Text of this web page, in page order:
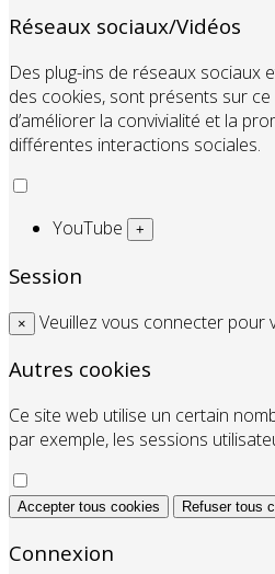
Réseaux sociaux/Vidéos
Des plug-ins de réseaux sociaux
des cookies, sont présents sur
d’améliorer la convivialité et la
différentes interactions sociales.
YouTube +
Session
× Veuillez vous connecter pour
Autres cookies
Ce site web utilise un certain
par exemple, les sessions
Accepter tous cookies Refuser tous
Connexion